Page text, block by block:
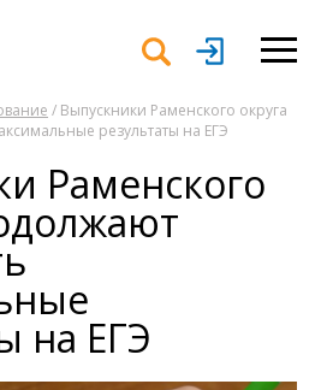
/ Выпускники Раменского округа
результаты на ЕГЭ
Раменского
на ЕГЭ